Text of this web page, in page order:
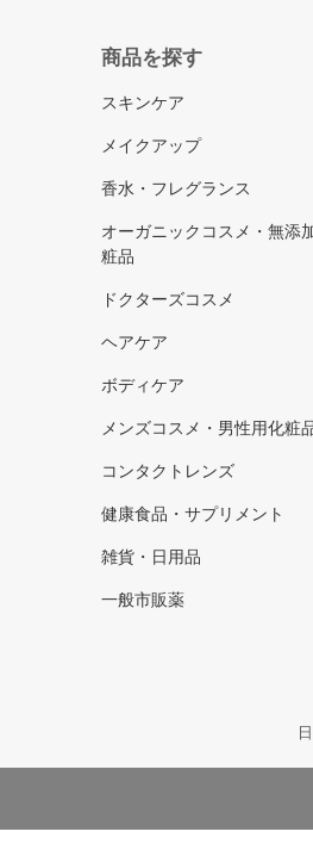
商品を探す
スキンケア
メイクアップ
香水・フレグランス
オーガニックコスメ・無添
粧品
ドクターズコスメ
ヘアケア
ボディケア
メンズコスメ・男性用化粧
コンタクトレンズ
健康食品・サプリメント
雑貨・日用品
一般市販薬